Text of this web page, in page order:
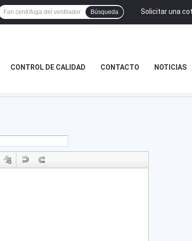
Solicitar una
Búsqueda
CONTROL DE CALIDAD CONTACTO NOTICIAS